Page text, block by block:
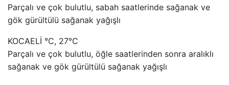
Parçalı ve çok bulutlu, sabah saatlerinde sağanak ve
gök gürültülü sağanak yağışlı
KOCAELİ °C, 27°C
Parçalı ve çok bulutlu, öğle saatlerinden sonra aralıklı
sağanak ve gök gürültülü sağanak yağışlı